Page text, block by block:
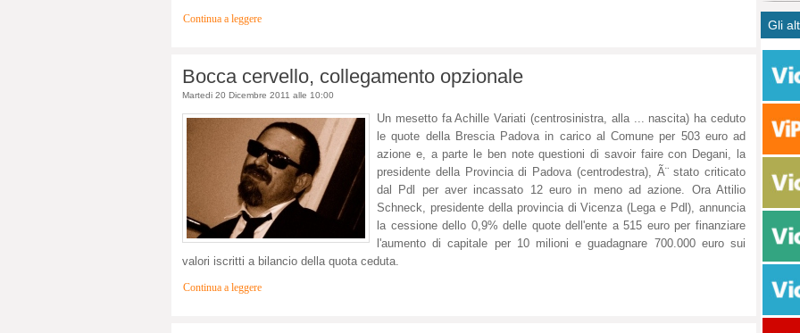
Continua a leggere
Bocca cervello, collegamento opzionale
Martedi 20 Dicembre 2011 alle 10:00
Un mesetto fa Achille Variati (centrosinistra, alla ... nascita) ha ceduto
le quote della Brescia Padova in carico al Comune per 503 euro ad
azione e, a parte le ben note questioni di savoir faire con Degani, la
presidente della Provincia di Padova (centrodestra), Ã¨ stato criticato
dal Pdl per aver incassato 12 euro in meno ad azione. Ora Attilio
Schneck, presidente della provincia di Vicenza (Lega e Pdl), annuncia
la cessione dello 0,9% delle quote dell'ente a 515 euro per finanziare
l'aumento di capitale per 10 milioni e guadagnare 700.000 euro sui
valori iscritti a bilancio della quota ceduta.
Continua a leggere
pace
fatto
dei
Gli